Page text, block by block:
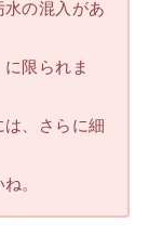
の混入があ
限られま
は、さらに細
。